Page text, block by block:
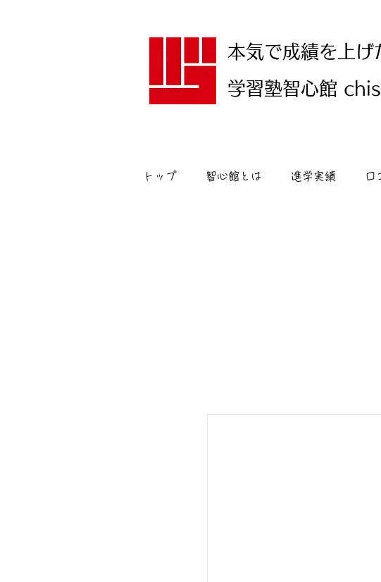
本気で成績を上げ
学習塾智心館
トップ 智心館とは 進学実績 口